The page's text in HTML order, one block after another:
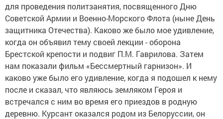
для проведения политзанятия, посвященного Дню
Советской Армии и Военно-Морского Флота (ныне День
защитника Отечества). Каково же было мое удивление,
когда он объявил тему своей лекции - оборона
Брестской крепости и подвиг П.М. Гаврилова. Затем
нам показали фильм «Бессмертный гарнизон». И
каково уже было его удивление, когда я подошел к нему
после и сказал, что являюсь земляком Героя и
встречался с ним во время его приездов в родную
деревню. Курсант оказался родом из Белоруссии, он